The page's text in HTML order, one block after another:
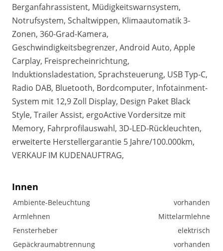
Berganfahrassistent, Müdigkeitswarnsystem,
Notrufsystem, Schaltwippen, Klimaautomatik 3-
Zonen, 360-Grad-Kamera,
Geschwindigkeitsbegrenzer, Android Auto, Apple
Carplay, Freisprecheinrichtung,
Induktionsladestation, Sprachsteuerung, USB Typ-C,
Radio DAB, Bluetooth, Bordcomputer, Infotainment-
System mit 12,9 Zoll Display, Design Paket Black
Style, Trailer Assist, ergoActive Vordersitze mit
Memory, Fahrprofilauswahl, 3D-LED-Rückleuchten,
erweiterte Herstellergarantie 5 Jahre/100.000km,
VERKAUF IM KUDENAUFTRAG,
Innen
Ambiente-Beleuchtung
vorhanden
Armlehnen
Mittelarmlehne
Fensterheber
elektrisch
Gepäckraumabtrennung
vorhanden